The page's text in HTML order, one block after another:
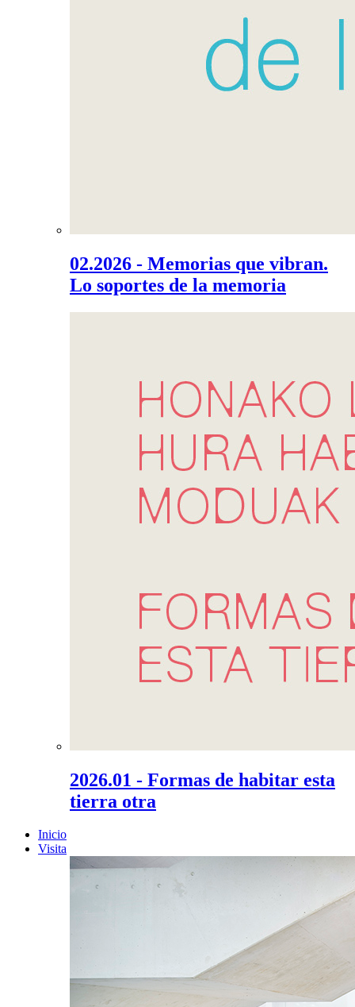
02.2026 - Memorias que vibran.
Lo soportes de la memoria
2026.01 - Formas de habitar esta
tierra otra
Inicio
Visita